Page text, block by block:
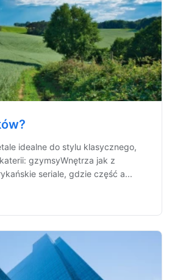
idealne do stylu klasycznego,
gzymsyWnętrza jak z
seriale, gdzie część a...